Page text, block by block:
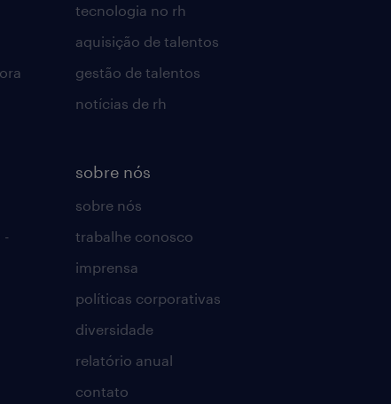
-
tecnologia no rh
aquisição de talentos
gestão de talentos
notícias de rh
sobre nós
sobre nós
trabalhe conosco
imprensa
políticas corporativas
diversidade
relatório anual
contato